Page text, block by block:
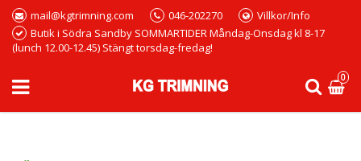
mail@kgtrimning.com 046-202270
Villkor/Info
Butik i Södra Sandby SOMMARTIDER Måndag-Onsdag kl 8-17
(lunch 12.00-12.45) Stängt torsdag-fredag!
0